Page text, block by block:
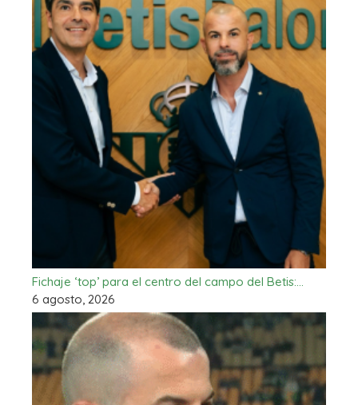
Fichaje ‘top’ para el centro del campo del Betis:…
6 agosto, 2026